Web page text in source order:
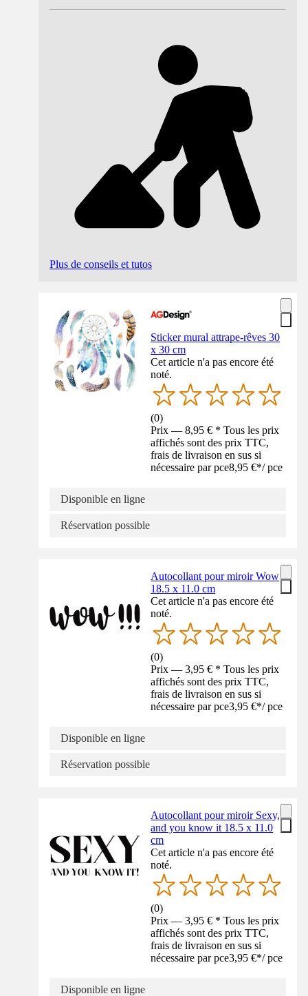
Plus de conseils et tutos
Sticker mural attrape-rêves 30
x 30 cm
Cet article n'a pas encore été
noté.
(0)
Prix — 8,95 € * Tous les prix
affichés sont des prix TTC,
frais de livraison en sus si
nécessaire par pce8,95 €*/ pce
Disponible en ligne
Réservation possible
Autocollant pour miroir Wow
18.5 x 11.0 cm
Cet article n'a pas encore été
noté.
(0)
Prix — 3,95 € * Tous les prix
affichés sont des prix TTC,
frais de livraison en sus si
nécessaire par pce3,95 €*/ pce
Disponible en ligne
Réservation possible
Autocollant pour miroir Sexy,
and you know it 18.5 x 11.0
cm
Cet article n'a pas encore été
noté.
(0)
Prix — 3,95 € * Tous les prix
affichés sont des prix TTC,
frais de livraison en sus si
nécessaire par pce3,95 €*/ pce
Disponible en ligne